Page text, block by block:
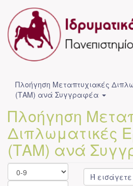
Πλοήγηση Μεταπτυχιακές
(ΤΑΜ) ανά Συγγραφέα
Πλοήγηση
Διπλωματικές
(ΤΑΜ) ανά